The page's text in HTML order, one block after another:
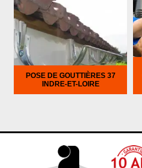
POSE DE GOUTTIÈRES 37
INDRE-ET-LOIRE